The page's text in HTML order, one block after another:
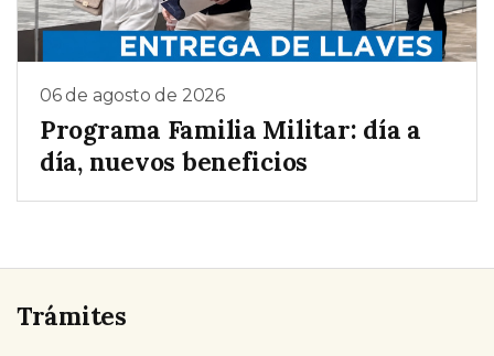
06 de agosto de 2026
Programa Familia Militar: día a
día, nuevos beneficios
Trámites